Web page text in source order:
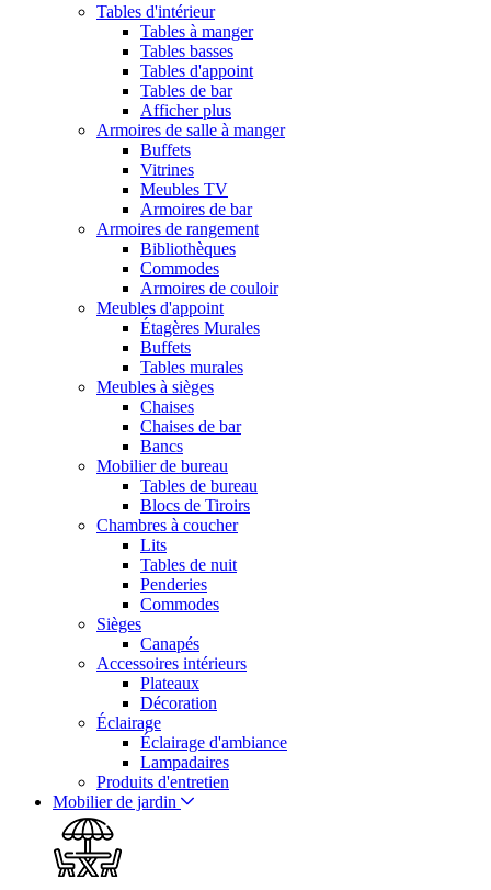
Tables d'intérieur
Tables à manger
Tables basses
Tables d'appoint
Tables de bar
Afficher plus
Armoires de salle à manger
Buffets
Vitrines
Meubles TV
Armoires de bar
Armoires de rangement
Bibliothèques
Commodes
Armoires de couloir
Meubles d'appoint
Étagères Murales
Buffets
Tables murales
Meubles à sièges
Chaises
Chaises de bar
Bancs
Mobilier de bureau
Tables de bureau
Blocs de Tiroirs
Chambres à coucher
Lits
Tables de nuit
Penderies
Commodes
Sièges
Canapés
Accessoires intérieurs
Plateaux
Décoration
Éclairage
Éclairage d'ambiance
Lampadaires
Produits d'entretien
Mobilier de jardin